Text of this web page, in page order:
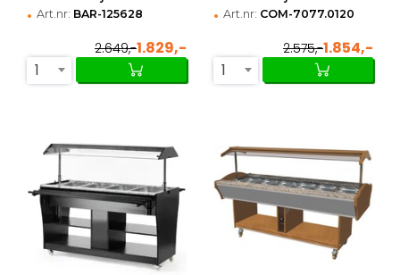
• Art.nr: BAR-125628
2.649,-1.829,-
1
• Art.nr: COM-7077.0120
2.575,-1.854,-
1